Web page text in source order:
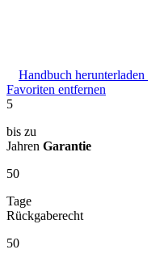
Handbuch herunterladen
Favoriten entfernen
5
bis zu
Jahren Garantie
50
Tage
Rückgaberecht
50